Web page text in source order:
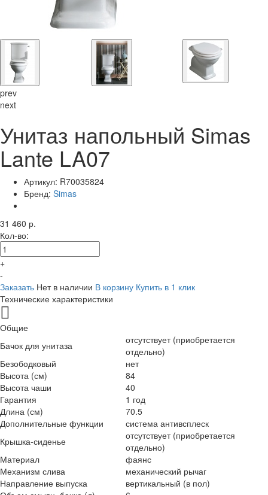
prev
next
Унитаз напольный Simas
Lante LA07
Артикул: R70035824
Бренд: Simas
31 460 р.
Кол-во:
+
-
Заказать Нет в наличии В корзину Купить в 1 клик
Технические характеристики
Общие
Бачок для унитаза
отсутствует (приобретается
отдельно)
Безободковый
нет
Высота (см)
84
Высота чаши
40
Гарантия
1 год
Длина (см)
70.5
Дополнительные функции
система антивсплеск
Крышка-сиденье
отсутствует (приобретается
отдельно)
Материал
фаянс
Механизм слива
механический рычаг
Направление выпуска
вертикальный (в пол)